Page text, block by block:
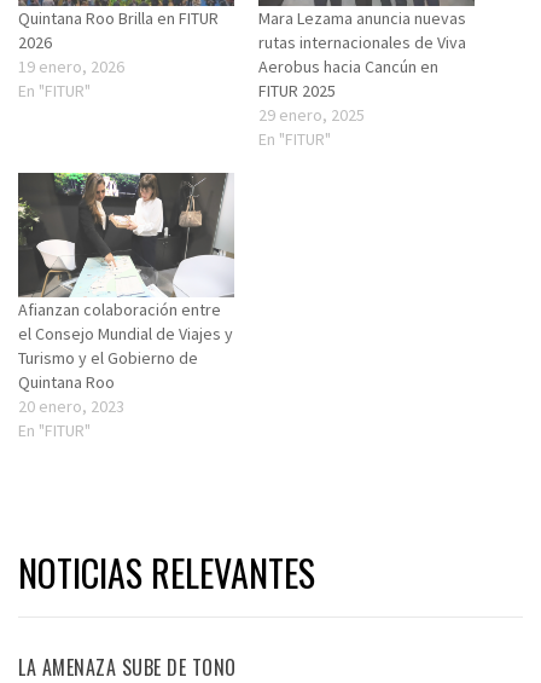
Quintana Roo Brilla en FITUR
2026
19 enero, 2026
En "FITUR"
Mara Lezama anuncia nuevas
rutas internacionales de Viva
Aerobus hacia Cancún en
FITUR 2025
29 enero, 2025
En "FITUR"
Afianzan colaboración entre
el Consejo Mundial de Viajes y
Turismo y el Gobierno de
Quintana Roo
20 enero, 2023
En "FITUR"
NOTICIAS RELEVANTES
LA AMENAZA SUBE DE TONO